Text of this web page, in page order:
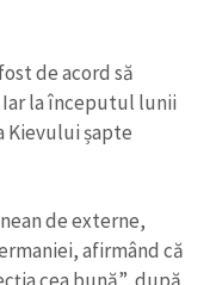
de acord să
Iar la începutul lunii
Kievului șapte
de externe,
afirmând că